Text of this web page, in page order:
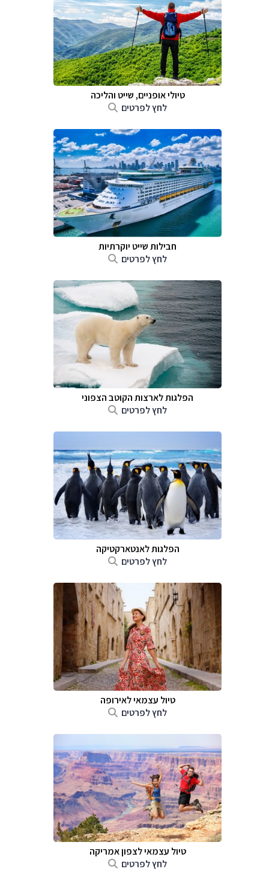
טיולי אופניים, שייט והליכה
לחץ לפרטים
חבילות שייט יוקרתיות
לחץ לפרטים
הפלגות לארצות הקוטב הצפוני
לחץ לפרטים
הפלגות לאנטארקטיקה
לחץ לפרטים
טיול עצמאי לאירופה
לחץ לפרטים
טיול עצמאי לצפון אמריקה
לחץ לפרטים